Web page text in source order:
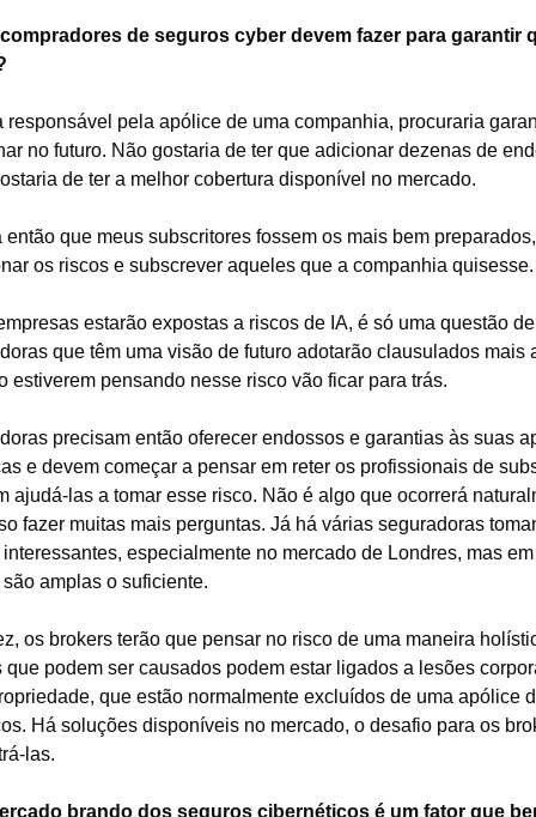
de seguros cyber devem fazer para garantir
responsável pela apólice de uma companhia, procuraria
no futuro. Não gostaria de ter que adicionar dezenas de
de ter a melhor cobertura disponível no mercado.
então que meus subscritores fossem os mais bem
os riscos e subscrever aqueles que a companhia quisesse.
estarão expostas a riscos de IA, é só uma questão
que têm uma visão de futuro adotarão clausulados mais
estiverem pensando nesse risco vão ficar para trás.
precisam então oferecer endossos e garantias às suas
e devem começar a pensar em reter os profissionais de
ajudá-las a tomar esse risco. Não é algo que ocorrerá
fazer muitas mais perguntas. Já há várias seguradoras
especialmente no mercado de Londres, mas
amplas o suficiente.
os brokers terão que pensar no risco de uma maneira
que podem ser causados podem estar ligados a lesões
que estão normalmente excluídos de uma apólice
Há soluções disponíveis no mercado, o desafio para os
las.
brando dos seguros cibernéticos é um fator que